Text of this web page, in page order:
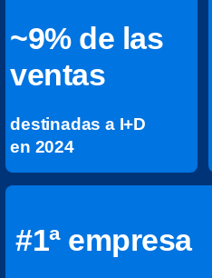
~9% de las
ventas
destinadas a I+D
en 2024
#1ª empresa